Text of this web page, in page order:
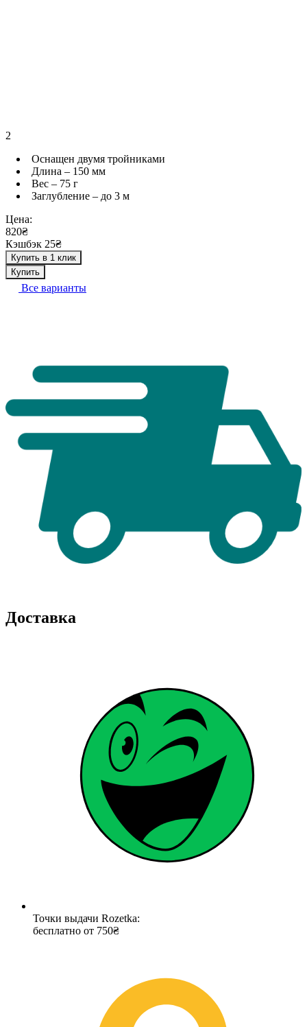
2
Оснащен двумя тройниками
Длина – 150 мм
Вес – 75 г
Заглубление – до 3 м
Цена:
820₴
Кэшбэк 25₴
Купить в 1 клик
Купить
Все варианты
Доставка
Точки выдачи Rozetka:
бесплатно от 750₴